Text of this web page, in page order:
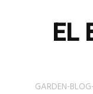
EL
GARDEN-